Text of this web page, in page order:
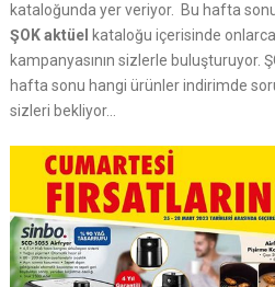
kataloğunda yer veriyor. Bu hafta
ŞOK aktüel kataloğu içerisinde
kampanyasının sizlerle buluşturuyor.
hafta sonu hangi ürünler indirimde
sizleri bekliyor…